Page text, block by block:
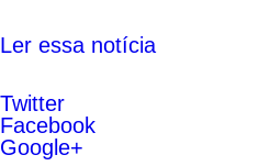
Ler essa notícia
Twitter
Facebook
Google+